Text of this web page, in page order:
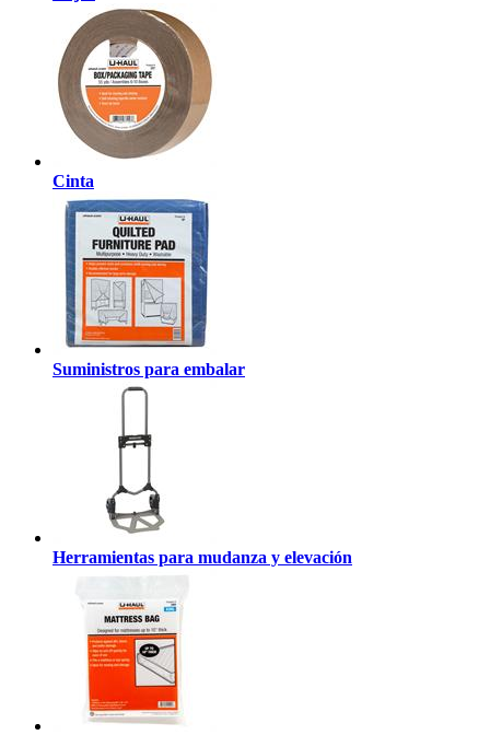
Cinta
Suministros para embalar
Herramientas para mudanza y elevación